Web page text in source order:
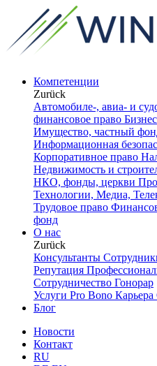
Компетенции
Zurück
Автомобиле-, авиа- и
финансовое право
Имущество, частный
Информационная
Корпоративное право
Недвижимость и
НКО, фонды, церкви
Технологии, Медиа,
Трудовое право
фонд
О нас
Zurück
Консультанты
Репутация
Сотрудничество Гонорар
Услуги Pro Bono Карьера
Блог
Новости
Контакт
RU